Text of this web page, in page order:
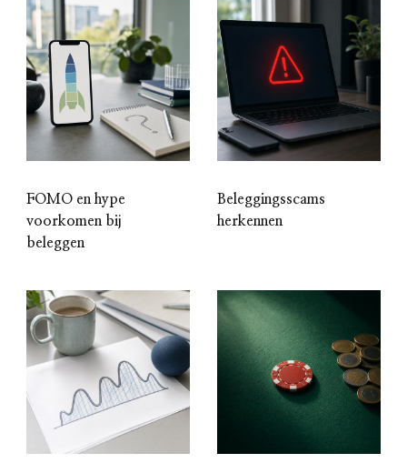
FOMO en hype
voorkomen bij
beleggen
Beleggingsscams
herkennen